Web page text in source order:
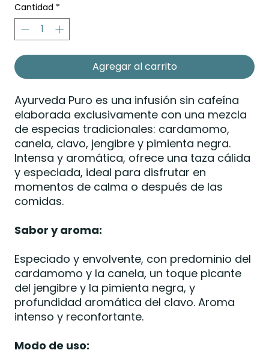
Cantidad *
Agregar al carrito
Ayurveda Puro es una infusión sin cafeína
elaborada exclusivamente con una mezcla
de especias tradicionales: cardamomo,
canela, clavo, jengibre y pimienta negra.
Intensa y aromática, ofrece una taza cálida
y especiada, ideal para disfrutar en
momentos de calma o después de las
comidas.
Sabor y aroma:
Especiado y envolvente, con predominio del
cardamomo y la canela, un toque picante
del jengibre y la pimienta negra, y
profundidad aromática del clavo. Aroma
intenso y reconfortante.
Modo de uso: